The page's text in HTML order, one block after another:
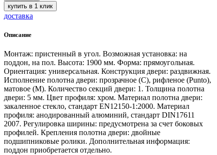
купить в 1 клик
доставка
Описание
Монтаж: пристенный в угол. Возможная установка: на
поддон, на пол. Высота: 1900 мм. Форма: прямоугольная.
Ориентация: универсальная. Конструкция двери: раздвижная.
Исполнение полотна двери: прозрачное (C), рифленое (Punto),
матовое (М). Количество секций двери: 1. Толщина полотна
двери: 5 мм. Цвет профиля: хром. Материал полотна двери:
закаленное стекло, стандарт EN12150-1:2000. Материал
профиля: анодированный алюминий, стандарт DIN17611
2007. Регулировка ширины: предусмотрена за счет боковых
профилей. Крепления полотна двери: двойные
подшипниковые ролики. Дополнительная информация:
поддон приобретается отдельно.